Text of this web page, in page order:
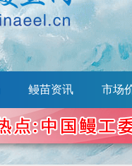
鳗苗资讯 市场